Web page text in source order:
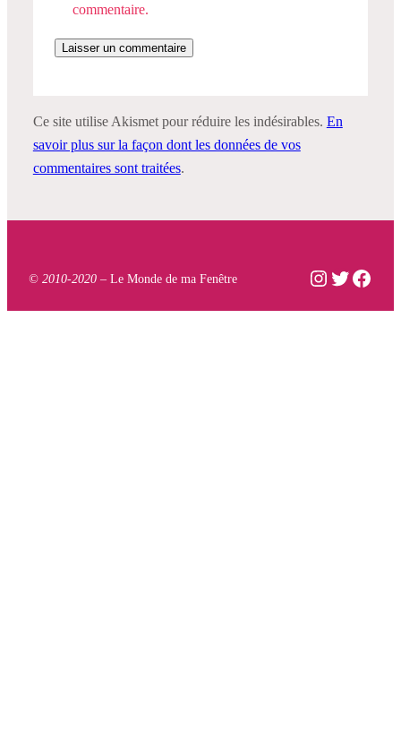
commentaire.
Ce site utilise Akismet pour réduire les indésirables. En
savoir plus sur la façon dont les données de vos
commentaires sont traitées.
© 2010-2020 – Le Monde de ma Fenêtre Instagram
Twitter